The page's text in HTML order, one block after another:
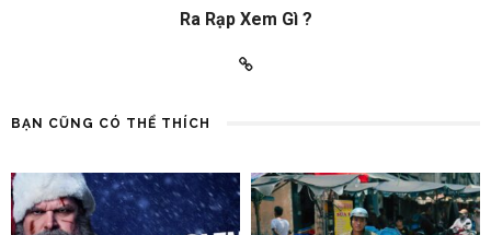
Ra Rạp Xem Gì ?
BẠN CŨNG CÓ THỂ THÍCH